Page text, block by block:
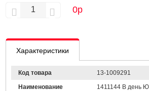
0р
Характеристики
Код товара
13-1009291
Наименование
1411144 В день